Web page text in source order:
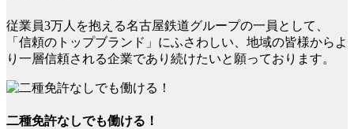
従業員3万人を抱える名古屋鉄道グループの一員として、
「信頼のトップブランド」にふさわしい、地域の皆様からよ
り一層信頼される企業であり続けたいと願っております。
二種免許なしでも働ける！